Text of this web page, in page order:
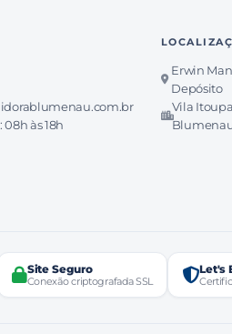
às 18h
Erwin
Depósito
Vila
Site Seguro
Conexão criptografada SSL
Let's